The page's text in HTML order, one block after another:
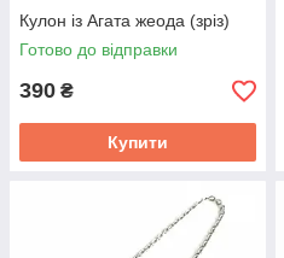
Кулон із Агата жеода (зріз)
Готово до відправки
390 ₴
Купити